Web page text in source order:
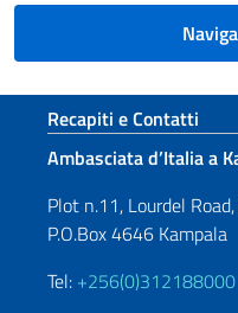
Sezione
Recapiti e Contatti
Ambasciata d’Italia a
Plot n.11, Lourdel
P.O.Box 4646 Kampala
Tel: +256(0)312188000